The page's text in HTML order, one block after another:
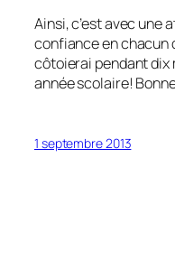
Ainsi, c’est avec une
confiance en chacun
côtoierai pendant dix
année scolaire!
1 septembre 2013